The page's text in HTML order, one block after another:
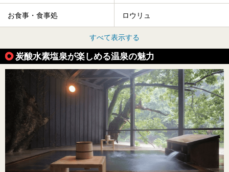
お食事・食事処 ロウリュ
すべて表示する
炭酸水素塩泉が楽しめる温泉の魅力